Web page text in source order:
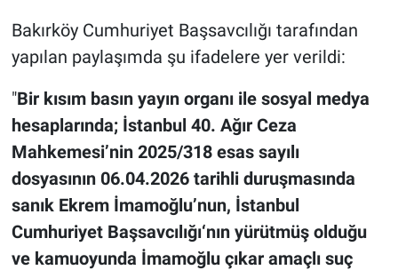
Bakırköy Cumhuriyet Başsavcılığı tarafından
yapılan paylaşımda şu ifadelere yer verildi:
"Bir kısım basın yayın organı ile sosyal medya
hesaplarında; İstanbul 40. Ağır Ceza
Mahkemesi’nin 2025/318 esas sayılı
dosyasının 06.04.2026 tarihli duruşmasında
sanık Ekrem İmamoğlu’nun, İstanbul
Cumhuriyet Başsavcılığı‘nın yürütmüş olduğu
ve kamuoyunda İmamoğlu çıkar amaçlı suç